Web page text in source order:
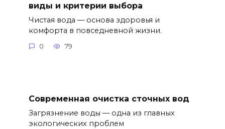
виды и критерии выбора
Чистая вода — основа здоровья и
комфорта в повседневной жизни.
0 79
Современная очистка сточных вод
Загрязнение воды — одна из главных
экологических проблем